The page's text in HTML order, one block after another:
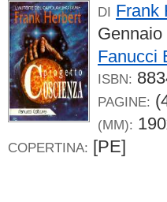
DI Frank
Gennaio
Fanucci
ISBN:
PAGINE:
(MM):
COPERTINA: [PE]